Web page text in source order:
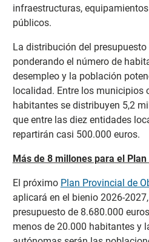
infraestructuras,
públicos.
La distribución del presupuesto
ponderando el número de
desempleo y la población
localidad. Entre los municipios
habitantes se distribuyen 5,2
que entre las diez entidades
repartirán casi 500.000 euros.
Más de 8 millones para el
El próximo Plan Provincial de
aplicará en el bienio 2026-
presupuesto de 8.680.000
menos de 20.000 habitantes y